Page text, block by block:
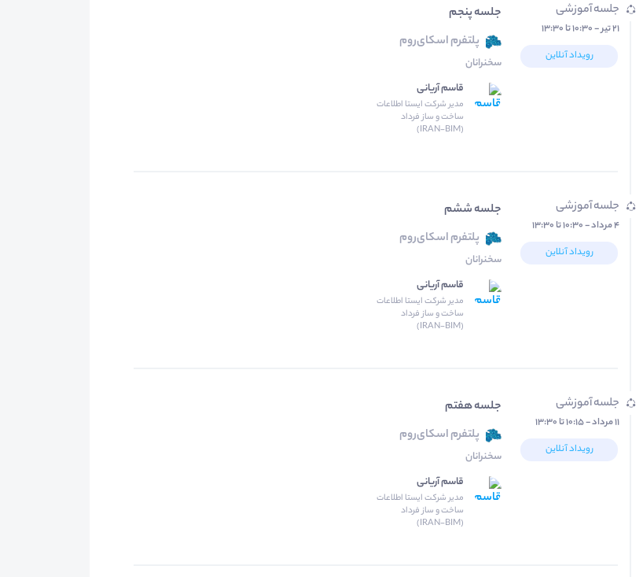
جلسه آموزشی
۲۱ تیر - ۱۰:۳۰ تا ۱۳:۳۰
رویداد آنلاین
جلسه پنجم
پلتفرم اسکای‌روم
سخنرانان
قاسم آریانی
مدیر شرکت ایستا اطلاعات
ساخت و ساز فرداد
(IRAN-BIM)
جلسه آموزشی
۴ مرداد - ۱۰:۳۰ تا ۱۳:۳۰
رویداد آنلاین
جلسه ششم
پلتفرم اسکای‌روم
سخنرانان
قاسم آریانی
مدیر شرکت ایستا اطلاعات
ساخت و ساز فرداد
(IRAN-BIM)
جلسه آموزشی
۱۱ مرداد - ۱۰:۱۵ تا ۱۳:۳۰
رویداد آنلاین
جلسه هفتم
پلتفرم اسکای‌روم
سخنرانان
قاسم آریانی
مدیر شرکت ایستا اطلاعات
ساخت و ساز فرداد
(IRAN-BIM)